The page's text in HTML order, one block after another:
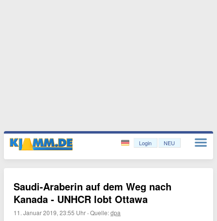
Login NEU
Saudi-Araberin auf dem Weg nach
Kanada - UNHCR lobt Ottawa
11. Januar 2019, 23:55 Uhr ·Quelle:dpa